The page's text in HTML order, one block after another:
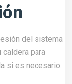
del sistema
caldera para
si es necesario.